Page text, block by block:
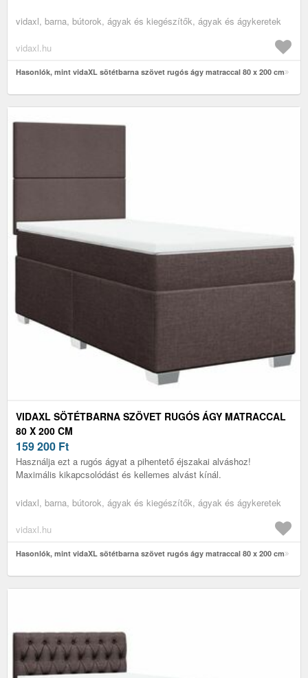
vidaxl, barna, bútorok, ágyak és kiegészítők, ágyak és ágykeretek
vidaxl.hu
Hasonlók, mint vidaXL sötétbarna szövet rugós ágy matraccal 80 x 200 cm
VIDAXL SÖTÉTBARNA SZÖVET RUGÓS ÁGY MATRACCAL
80 X 200 CM
159 200 Ft
Használja ezt a rugós ágyat a pihentető éjszakai alváshoz!
Maximális kikapcsolódást és kellemes alvást kínál.
vidaxl, barna, bútorok, ágyak és kiegészítők, ágyak és ágykeretek
vidaxl.hu
Hasonlók, mint vidaXL sötétbarna szövet rugós ágy matraccal 80 x 200 cm